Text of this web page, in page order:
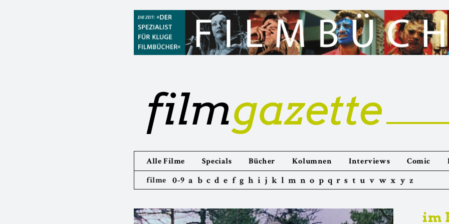
filmgazette
Alle Filme Specials Bücher Kolumnen Interviews Comic
filme 0-9 a b c d e f g h i j k l m n o p q r s t u v w x y z
im